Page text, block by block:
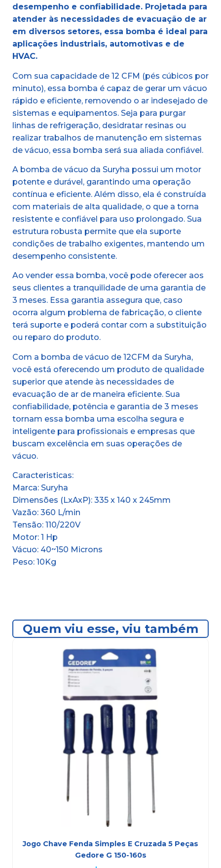
desempenho e confiabilidade. Projetada para
atender às necessidades de evacuação de ar
em diversos setores, essa bomba é ideal para
aplicações industriais, automotivas e de
HVAC.
Com sua capacidade de 12 CFM (pés cúbicos por
minuto), essa bomba é capaz de gerar um vácuo
rápido e eficiente, removendo o ar indesejado de
sistemas e equipamentos. Seja para purgar
linhas de refrigeração, desidratar resinas ou
realizar trabalhos de manutenção em sistemas
de vácuo, essa bomba será sua aliada confiável.
A bomba de vácuo da Suryha possui um motor
potente e durável, garantindo uma operação
contínua e eficiente. Além disso, ela é construída
com materiais de alta qualidade, o que a torna
resistente e confiável para uso prolongado. Sua
estrutura robusta permite que ela suporte
condições de trabalho exigentes, mantendo um
desempenho consistente.
Ao vender essa bomba, você pode oferecer aos
seus clientes a tranquilidade de uma garantia de
3 meses. Essa garantia assegura que, caso
ocorra algum problema de fabricação, o cliente
terá suporte e poderá contar com a substituição
ou reparo do produto.
Com a bomba de vácuo de 12CFM da Suryha,
você está oferecendo um produto de qualidade
superior que atende às necessidades de
evacuação de ar de maneira eficiente. Sua
confiabilidade, potência e garantia de 3 meses
tornam essa bomba uma escolha segura e
inteligente para profissionais e empresas que
buscam excelência em suas operações de
vácuo.
Caracteristicas:
Marca: Suryha
Dimensões (LxAxP): 335 x 140 x 245mm
Vazão: 360 L/min
Tensão: 110/220V
Motor: 1 Hp
Vácuo: 40~150 Microns
Peso: 10Kg
Quem viu esse, viu também
Jogo Chave Fenda Simples E Cruzada 5 Peças
Gedore G 150-160s